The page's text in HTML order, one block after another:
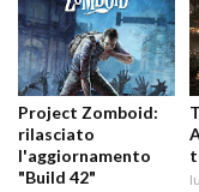
Project Zomboid:
rilasciato
l'aggiornamento
"Build 42"